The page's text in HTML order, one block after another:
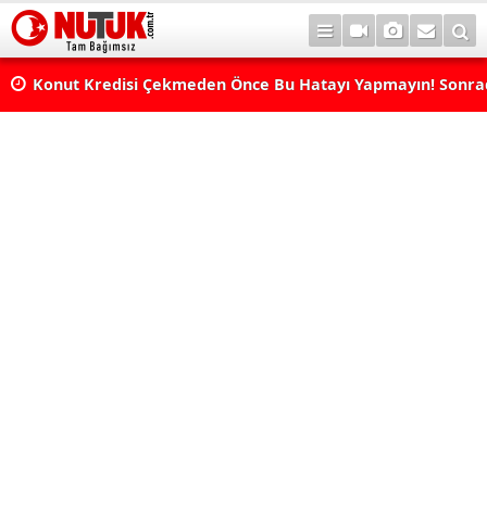
Konut Kredisi Çekmeden Önce Bu Hatayı Yapmayın!